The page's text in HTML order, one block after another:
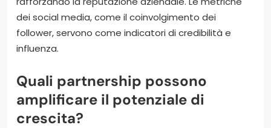
dei social media, come il coinvolgimento dei
follower, servono come indicatori di credibilità e
influenza.
Quali partnership possono
amplificare il potenziale di
crescita?